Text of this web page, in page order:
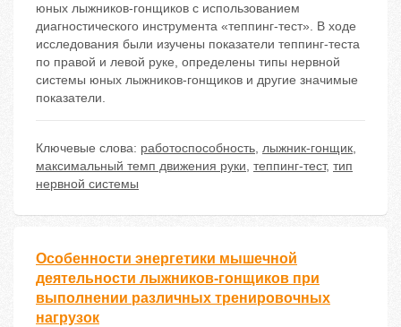
юных лыжников-гонщиков с использованием
диагностического инструмента «теппинг-тест». В ходе
исследования были изучены показатели теппинг-теста
по правой и левой руке, определены типы нервной
системы юных лыжников-гонщиков и другие значимые
показатели.
Ключевые слова: работоспособность, лыжник-гонщик,
максимальный темп движения руки, теппинг-тест, тип
нервной системы
Особенности энергетики мышечной
деятельности лыжников-гонщиков при
выполнении различных тренировочных
нагрузок